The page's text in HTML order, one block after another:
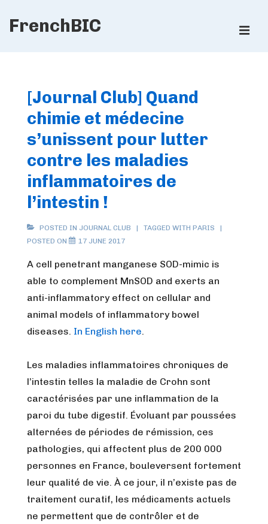
SkipFrenchBIC
[Journal Club] Quand
chimie et médecine
s’unissent pour lutter
contre les maladies
inflammatoires de
l’intestin !
POSTED IN JOURNAL CLUB TAGGED WITH PARIS
POSTED ON
17 JUNE 2017
A cell penetrant manganese SOD-mimic is
able to complement MnSOD and exerts an
anti-inflammatory effect on cellular and
animal models of inflammatory bowel
diseases. In English here.
Les maladies inflammatoires chroniques de
l’intestin telles la maladie de Crohn sont
caractérisées par une inflammation de la
paroi du tube digestif. Évoluant par poussées
alternées de périodes de rémission, ces
pathologies, qui affectent plus de 200 000
personnes en France, bouleversent fortement
leur qualité de vie. À ce jour, il n’existe pas de
traitement curatif, les médicaments actuels
ne permettent que de contrôler et de